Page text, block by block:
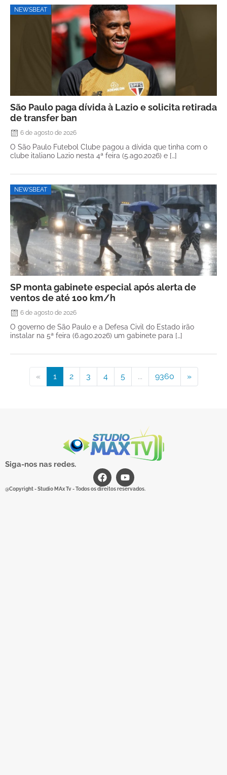
NEWSBEAT
São Paulo paga dívida à Lazio e solicita retirada
de transfer ban
6 de agosto de 2026
O São Paulo Futebol Clube pagou a dívida que tinha com o
clube italiano Lazio nesta 4ª feira (5.ago.2026) e […]
NEWSBEAT
SP monta gabinete especial após alerta de
ventos de até 100 km/h
6 de agosto de 2026
O governo de São Paulo e a Defesa Civil do Estado irão
instalar na 5ª feira (6.ago.2026) um gabinete para […]
« 1 2 3 4 5 ... 9360 »
Siga-nos nas redes.
@Copyright - Studio MAx Tv - Todos os direitos reservados.